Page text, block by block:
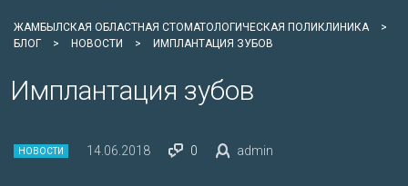
ЖАМБЫЛСКАЯ ОБЛАСТНАЯ СТОМАТОЛОГИЧЕСКАЯ ПОЛИКЛИНИКА
>
БЛОГ
> НОВОСТИ > ИМПЛАНТАЦИЯ ЗУБОВ
Имплантация зубов
НОВОСТИ 14.06.2018 0 admin